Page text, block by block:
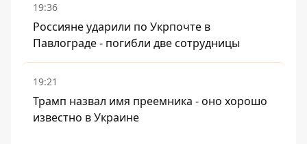
19:36
Россияне ударили по Укрпочте в
Павлограде - погибли две сотрудницы
19:21
Трамп назвал имя преемника - оно хорошо
известно в Украине